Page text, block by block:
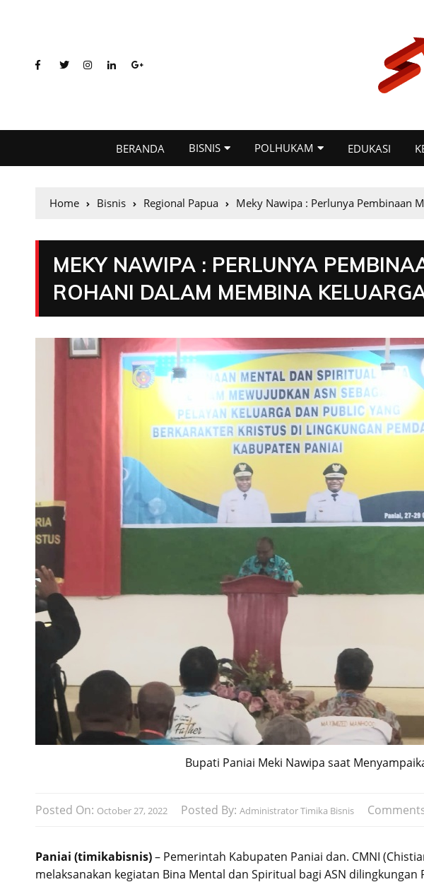
BERANDA BISNIS POLHUKAM EDUKASI
Home Bisnis Regional Papua Meky Nawipa : Perlunya Pembinaan
MEKY NAWIPA : PERLUNYA
ROHANI DALAM MEMBINA
Bupati Paniai Meki Nawipa saat
Posted On: October 27, 2022 Posted By: Administrator Timika Bisnis
Paniai (timikabisnis)– Pemerintah Kabupaten Paniai dan. CMNI
melaksanakan kegiatan Bina Mental dan Spiritual bagi ASN dilingkungan